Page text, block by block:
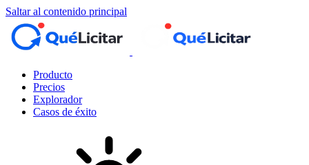
Saltar al contenido principal
Producto
Precios
Explorador
Casos de éxito